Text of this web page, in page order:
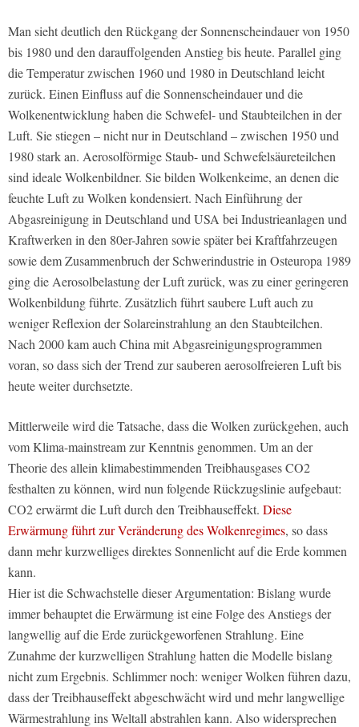
Man sieht deutlich den Rückgang der Sonnenscheindauer von 1950
bis 1980 und den darauffolgenden Anstieg bis heute. Parallel ging
die Temperatur zwischen 1960 und 1980 in Deutschland leicht
zurück. Einen Einfluss auf die Sonnenscheindauer und die
Wolkenentwicklung haben die Schwefel- und Staubteilchen in der
Luft. Sie stiegen – nicht nur in Deutschland – zwischen 1950 und
1980 stark an. Aerosolförmige Staub- und Schwefelsäureteilchen
sind ideale Wolkenbildner. Sie bilden Wolkenkeime, an denen die
feuchte Luft zu Wolken kondensiert. Nach Einführung der
Abgasreinigung in Deutschland und USA bei Industrieanlagen und
Kraftwerken in den 80er-Jahren sowie später bei Kraftfahrzeugen
sowie dem Zusammenbruch der Schwerindustrie in Osteuropa 1989
ging die Aerosolbelastung der Luft zurück, was zu einer geringeren
Wolkenbildung führte. Zusätzlich führt saubere Luft auch zu
weniger Reflexion der Solareinstrahlung an den Staubteilchen.
Nach 2000 kam auch China mit Abgasreinigungsprogrammen
voran, so dass sich der Trend zur sauberen aerosolfreieren Luft bis
heute weiter durchsetzte.
Mittlerweile wird die Tatsache, dass die Wolken zurückgehen, auch
vom Klima-mainstream zur Kenntnis genommen. Um an der
Theorie des allein klimabestimmenden Treibhausgases CO2
festhalten zu können, wird nun folgende Rückzugslinie aufgebaut:
CO2 erwärmt die Luft durch den Treibhauseffekt. Diese
Erwärmung führt zur Veränderung des Wolkenregimes, so dass
dann mehr kurzwelliges direktes Sonnenlicht auf die Erde kommen
kann.
Hier ist die Schwachstelle dieser Argumentation: Bislang wurde
immer behauptet die Erwärmung ist eine Folge des Anstiegs der
langwellig auf die Erde zurückgeworfenen Strahlung. Eine
Zunahme der kurzwelligen Strahlung hatten die Modelle bislang
nicht zum Ergebnis. Schlimmer noch: weniger Wolken führen dazu,
dass der Treibhauseffekt abgeschwächt wird und mehr langwellige
Wärmestrahlung ins Weltall abstrahlen kann. Also widersprechen